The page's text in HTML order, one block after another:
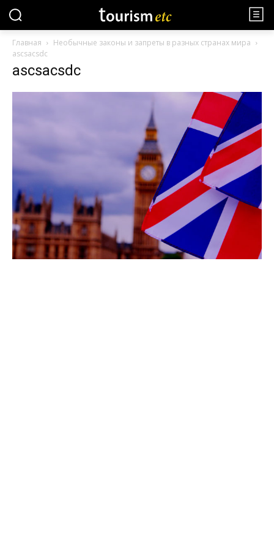
Главная
Необычные законы и запреты в разных странах мира
ascsacsdc
ascsacsdc